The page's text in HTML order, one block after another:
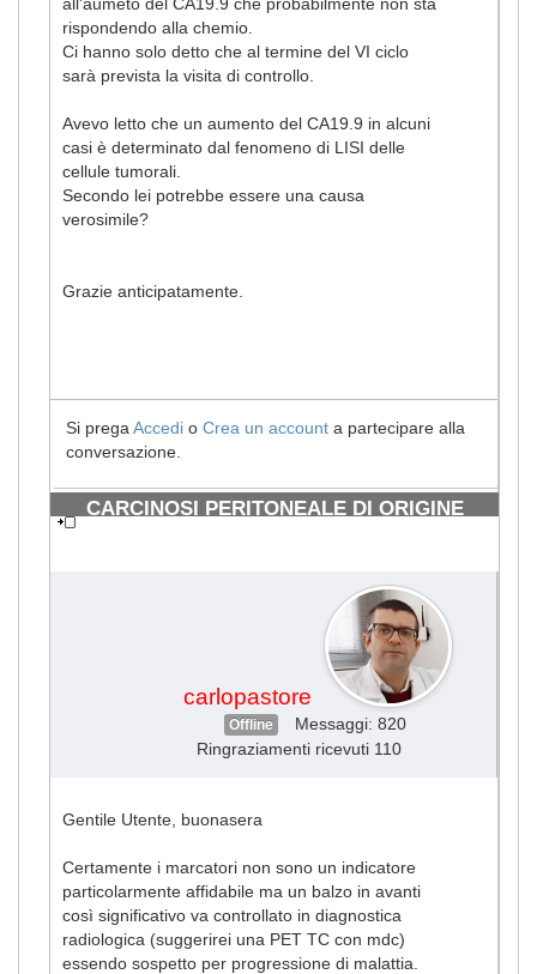
rispondendo alla chemio.
Ci hanno solo detto che al termine del VI ciclo
sarà prevista la visita di controllo.
Avevo letto che un aumento del CA19.9 in alcuni
casi è determinato dal fenomeno di LISI delle
cellule tumorali.
Secondo lei potrebbe essere una causa
verosimile?
Grazie anticipatamente.
Si prega Accedi o Crea un account a partecipare alla
conversazione.
CARCINOSI PERITONEALE DI ORIGINE
carlopastore
Offline
Messaggi: 820
Ringraziamenti ricevuti 110
Gentile Utente, buonasera
Certamente i marcatori non sono un indicatore
particolarmente affidabile ma un balzo in avanti
così significativo va controllato in diagnostica
radiologica (suggerirei una PET TC con mdc)
essendo sospetto per progressione di malattia.